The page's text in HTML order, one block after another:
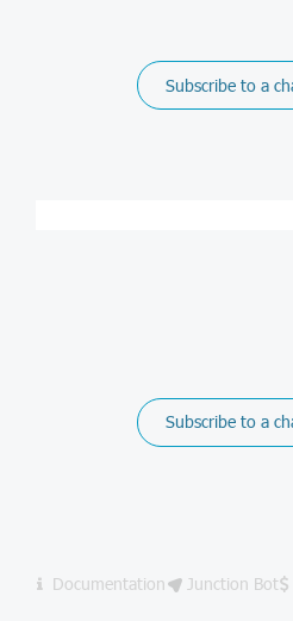
Subscribe to a
Subscribe to a
Documentation Junction Bot